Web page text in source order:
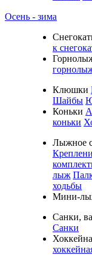
Осень - зима
к
Клюшки
Шайбы
Коньки
коньки
Лыжное
лыж
ходьбы
Мини-
Санки,
Санки